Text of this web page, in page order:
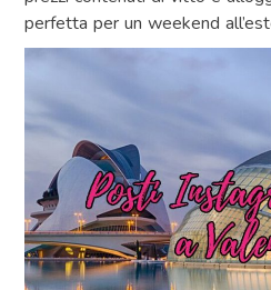
perfetta per un weekend